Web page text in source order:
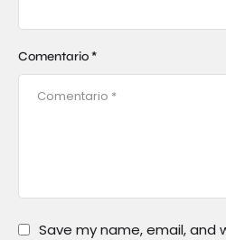
Comentario *
Save my name, email, and